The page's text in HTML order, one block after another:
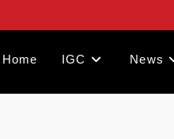
Home IGC News